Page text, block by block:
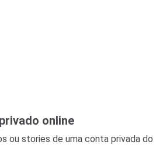
online
ou stories de uma conta privada do